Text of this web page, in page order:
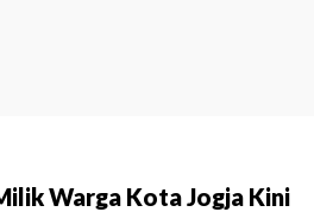
Warga Kota Jogja Kini